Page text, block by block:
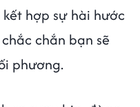
hợp sự hài hước
chắn bạn sẽ
phương.